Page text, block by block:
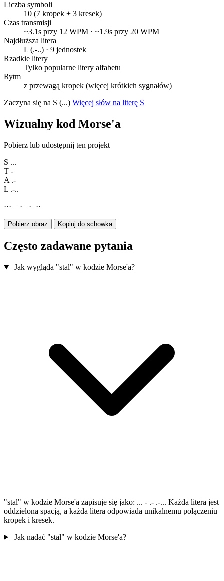
Liczba symboli
10 (7 kropek + 3 kresek)
Czas transmisji
~3.1s przy 12 WPM · ~1.9s przy 20 WPM
Najdłuższa litera
L (.-..) · 9 jednostek
Rzadkie litery
Tylko popularne litery alfabetu
Rytm
z przewagą kropek (więcej krótkich sygnałów)
Zaczyna się na S (...) Więcej słów na literę S
Wizualny kod Morse'a
Pobierz lub udostępnij ten projekt
S ...
T -
A .-
L .-..
··· − ·− ·−··
Pobierz obraz Kopiuj do schowka
Często zadawane pytania
Jak wygląda "stal" w kodzie Morse'a?
"stal" w kodzie Morse'a zapisuje się jako: ... - .- .-... Każda litera jest
oddzielona spacją, a każda litera odpowiada unikalnemu połączeniu
kropek i kresek.
Jak nadać "stal" w kodzie Morse'a?